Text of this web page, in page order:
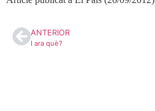
ANTERIOR
I ara què?